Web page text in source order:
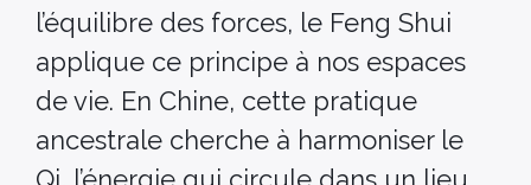
l’équilibre des forces, le Feng Shui
applique ce principe à nos espaces
de vie. En Chine, cette pratique
ancestrale cherche à harmoniser le
Qi, l’énergie qui circule dans un lieu